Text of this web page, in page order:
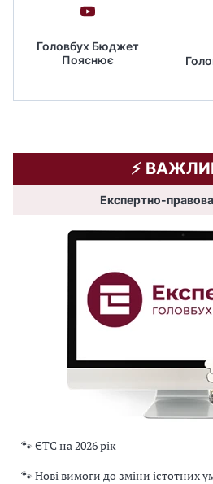
Головбух Бюджет
Пояснює
⚡️
Експертно-
🐾 ЄТС на 2026 рік
🐾 Нові вимоги до зміни істотних